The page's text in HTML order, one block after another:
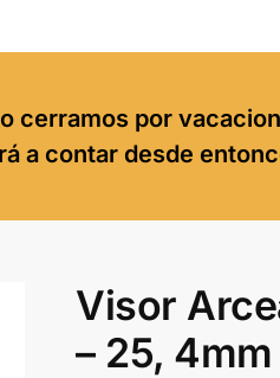
cerramos por
a contar desde
Visor
– 25, 4mm